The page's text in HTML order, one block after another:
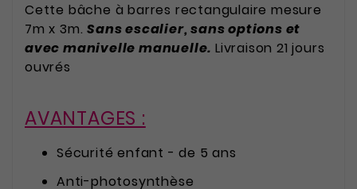
Cette bâche à barres rectangulaire mesure
7m x 3m.Sans escalier, sans options et
avec manivelle manuelle. Livraison 21 jours
ouvrés
AVANTAGES :
Sécurité enfant - de 5 ans
Anti-photosynthèse